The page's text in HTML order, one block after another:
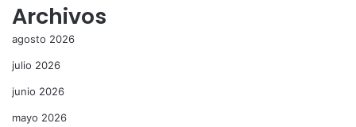
Archivos
agosto 2026
julio 2026
junio 2026
mayo 2026